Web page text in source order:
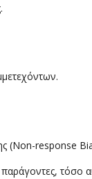
(Non-response
τόσο